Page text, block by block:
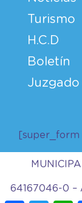
Turismo
H.C.D
Boletín
Juzgado
[super_form
64167046-0 –